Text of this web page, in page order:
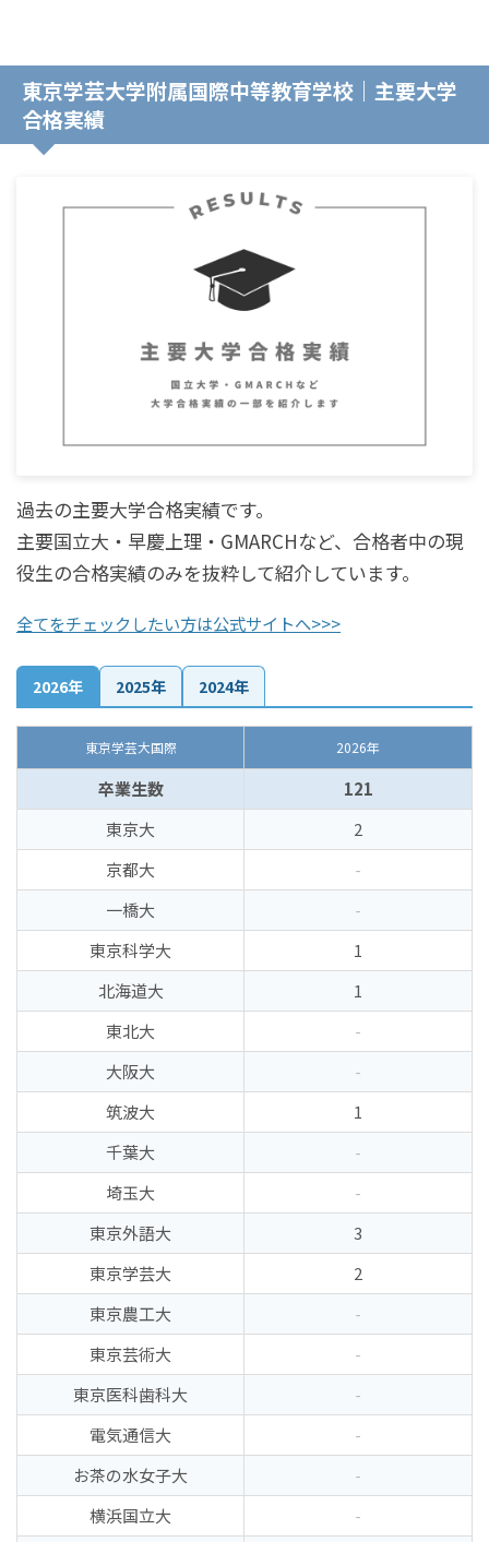
東京学芸大学附属国際中等教育学校｜主要大学
合格実績
過去の主要大学合格実績です。
主要国立大・早慶上理・GMARCHなど、合格者中の現
役生の合格実績のみを抜粋して紹介しています。
全てをチェックしたい方は公式サイトへ>>>
2026年 2025年 2024年
東京学芸大国際 2026年
卒業生数
121
東京大
2
京都大
-
一橋大
-
東京科学大
1
北海道大
1
東北大
-
大阪大
-
筑波大
1
千葉大
-
埼玉大
-
東京外語大
3
東京学芸大
2
東京農工大
-
東京芸術大
-
東京医科歯科大
-
電気通信大
-
お茶の水女子大
-
横浜国立大
-